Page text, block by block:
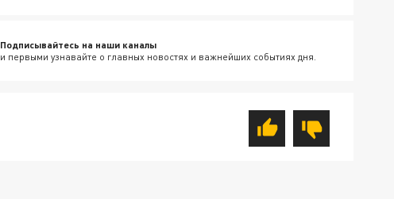
Подписывайтесь на наши каналы
и первыми узнавайте о главных новостях и важнейших событиях дня.